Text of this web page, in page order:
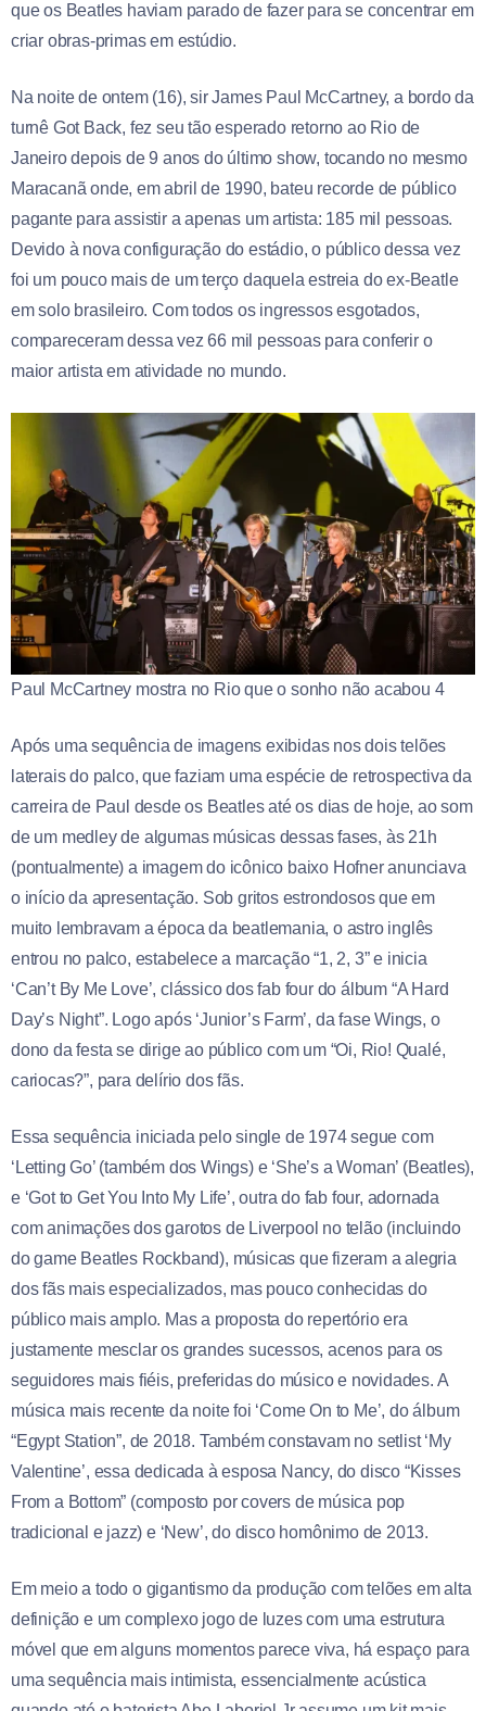
que os Beatles haviam parado de fazer para se concentrar em
criar obras-primas em estúdio.
Na noite de ontem (16), sir James Paul McCartney, a bordo da
turnê Got Back, fez seu tão esperado retorno ao Rio de
Janeiro depois de 9 anos do último show, tocando no mesmo
Maracanã onde, em abril de 1990, bateu recorde de público
pagante para assistir a apenas um artista: 185 mil pessoas.
Devido à nova configuração do estádio, o público dessa vez
foi um pouco mais de um terço daquela estreia do ex-Beatle
em solo brasileiro. Com todos os ingressos esgotados,
compareceram dessa vez 66 mil pessoas para conferir o
maior artista em atividade no mundo.
Paul McCartney mostra no Rio que o sonho não acabou 4
Após uma sequência de imagens exibidas nos dois telões
laterais do palco, que faziam uma espécie de retrospectiva da
carreira de Paul desde os Beatles até os dias de hoje, ao som
de um medley de algumas músicas dessas fases, às 21h
(pontualmente) a imagem do icônico baixo Hofner anunciava
o início da apresentação. Sob gritos estrondosos que em
muito lembravam a época da beatlemania, o astro inglês
entrou no palco, estabelece a marcação “1, 2, 3” e inicia
‘Can’t By Me Love’, clássico dos fab four do álbum “A Hard
Day’s Night”. Logo após ‘Junior’s Farm’, da fase Wings, o
dono da festa se dirige ao público com um “Oi, Rio! Qualé,
cariocas?”, para delírio dos fãs.
Essa sequência iniciada pelo single de 1974 segue com
‘Letting Go’ (também dos Wings) e ‘She’s a Woman’ (Beatles),
e ‘Got to Get You Into My Life’, outra do fab four, adornada
com animações dos garotos de Liverpool no telão (incluindo
do game Beatles Rockband), músicas que fizeram a alegria
dos fãs mais especializados, mas pouco conhecidas do
público mais amplo. Mas a proposta do repertório era
justamente mesclar os grandes sucessos, acenos para os
seguidores mais fiéis, preferidas do músico e novidades. A
música mais recente da noite foi ‘Come On to Me’, do álbum
“Egypt Station”, de 2018. Também constavam no setlist ‘My
Valentine’, essa dedicada à esposa Nancy, do disco “Kisses
From a Bottom” (composto por covers de música pop
tradicional e jazz) e ‘New’, do disco homônimo de 2013.
Em meio a todo o gigantismo da produção com telões em alta
definição e um complexo jogo de luzes com uma estrutura
móvel que em alguns momentos parece viva, há espaço para
uma sequência mais intimista, essencialmente acústica